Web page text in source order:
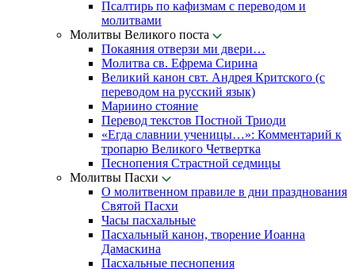
Псалтирь по кафизмам с переводом и
молитвами
Молитвы Великого поста
Покаяния отверзи ми двери…
Молитва св. Ефрема Сирина
Великий канон свт. Андрея Критского (с
переводом на русский язык)
Мариино стояние
Перевод текстов Постной Триоди
«Егда славнии ученицы…»: Комментарий к
тропарю Великого Четвертка
Песнопения Страстной седмицы
Молитвы Пасхи
О молитвенном правиле в дни празднования
Святой Пасхи
Часы пасхальные
Пасхальный канон, творение Иоанна
Дамаскина
Пасхальные песнопения